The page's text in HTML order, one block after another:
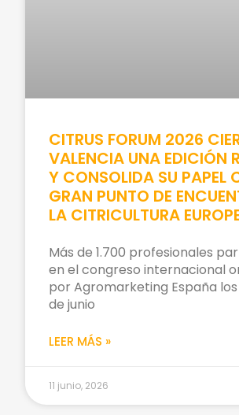
CITRUS FORUM 2026
VALENCIA UNA EDICIÓN
Y CONSOLIDA SU PAPEL
GRAN PUNTO DE
LA CITRICULTURA
Más de 1.700 profesionales
en el congreso internacional
por Agromarketing España
de junio
LEER MÁS »
11 junio, 2026